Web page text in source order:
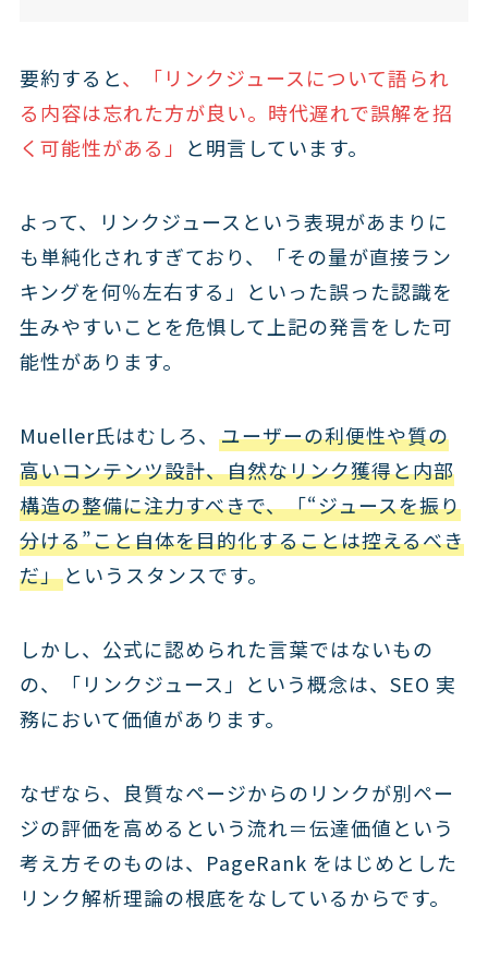
要約すると、
「リンクジュースについて語られ
る内容は忘れた方が良い。時代遅れで誤解を招
く可能性がある」 と明言しています。
よって、リンクジュースという表現があまりに
も単純化されすぎており、「その量が直接ラン
キングを何％左右する」といった誤った認識を
生みやすいことを危惧して上記の発言をした可
能性があります。
Mueller氏はむしろ、 ユーザーの利便性や質の
高いコンテンツ設計、自然なリンク獲得と内部
構造の整備に注力すべきで、「“ジュースを振り
分ける”こと自体を目的化することは控えるべき
だ」というスタンスです。
しかし、公式に認められた言葉ではないもの
の、「リンクジュース」という概念は、SEO 実
務において価値があります。
なぜなら、良質なページからのリンクが別ペー
ジの評価を高めるという流れ＝伝達価値という
考え方そのものは、PageRank をはじめとした
リンク解析理論の根底をなしているからです。